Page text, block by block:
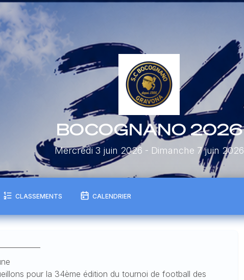
BOCOGNANO 2026
Mercredi 3 juin 2026 - Dimanche 7 juin 2026
CLASSEMENTS CALENDRIER
pour la 34ème édition du tournoi de football des